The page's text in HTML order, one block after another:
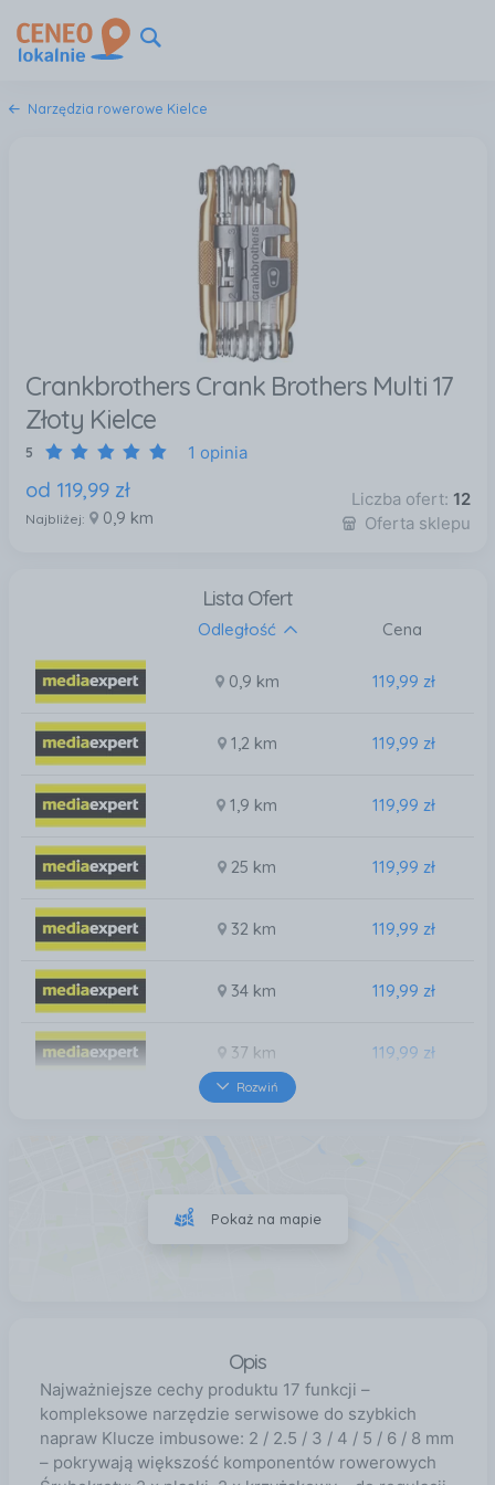
Narzędzia rowerowe Kielce
Crankbrothers Crank Brothers Multi 17
Złoty Kielce
5 1 opinia
od 119,99 zł
Najbliżej: 0,9 km
Liczba ofert: 12
Oferta sklepu
Lista Ofert
Odległość Cena
0,9 km 119,99 zł
1,2 km 119,99 zł
1,9 km 119,99 zł
25 km 119,99 zł
32 km 119,99 zł
34 km 119,99 zł
37 km 119,99 zł
Rozwiń
Pokaż na mapie
Opis
Najważniejsze cechy produktu 17 funkcji –
kompleksowe narzędzie serwisowe do szybkich
napraw Klucze imbusowe: 2 / 2.5 / 3 / 4 / 5 / 6 / 8 mm
– pokrywają większość komponentów rowerowych